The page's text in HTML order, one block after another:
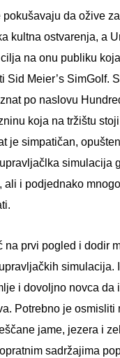
pokušavaju da ožive
kultna ostvarenja, a
na onu publiku
Sid Meier’s SimGolf.
po naslovu
koja na tržištu
je simpatičan,
simulacija
ali i podjednako
na prvi pogled i dodir
simulacija.
i dovoljno novca da
Potrebno je osmisliti
jame, jezera i
sadržajima